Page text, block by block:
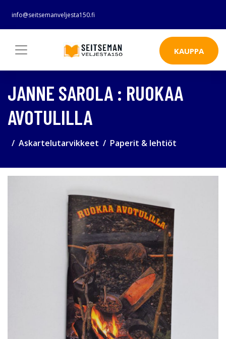
info@seitsemanveljesta150.fi
KAUPPA
JANNE SAROLA : RUOKAA
AVOTULILLA
Askartelutarvikkeet Paperit & lehtiöt